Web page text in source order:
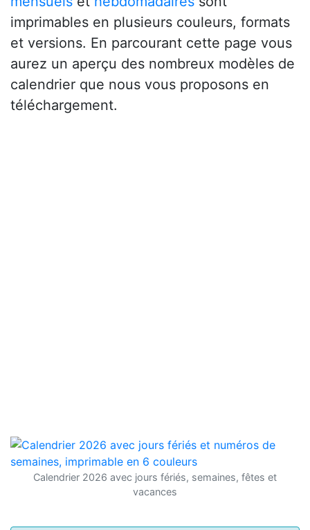
imprimables en plusieurs couleurs, formats
et versions. En parcourant cette page vous
aurez un aperçu des nombreux modèles de
calendrier que nous vous proposons en
téléchargement.
Calendrier 2026 avec jours fériés, semaines, fêtes et
vacances